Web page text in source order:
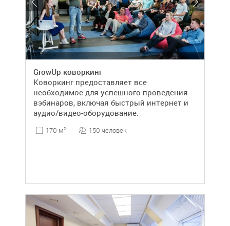
GrowUp коворкинг
Коворкинг предоставляет все
необходимое для успешного проведения
вэбинаров, включая быстрый интернет и
аудио/видео-оборудование.
170 м2 150 человек